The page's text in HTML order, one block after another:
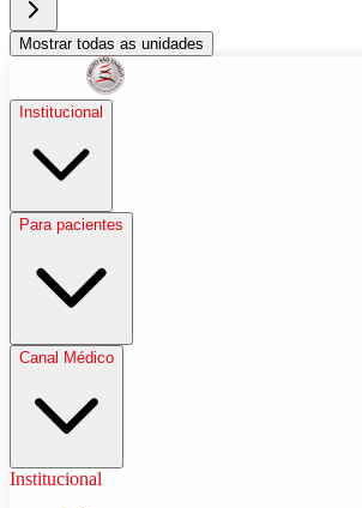
Mostrar todas as unidades
Institucional
Para pacientes
Canal Médico
Institucional